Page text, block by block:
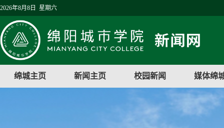
2026年8月8日 星期六
绵城主页 新闻主页 校园新闻 媒体绵